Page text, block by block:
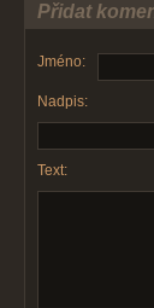
Přidat
Jméno:
Nadpis:
Text: